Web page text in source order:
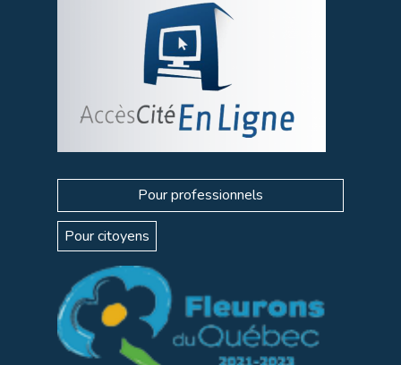
Pour professionnels
Pour citoyens